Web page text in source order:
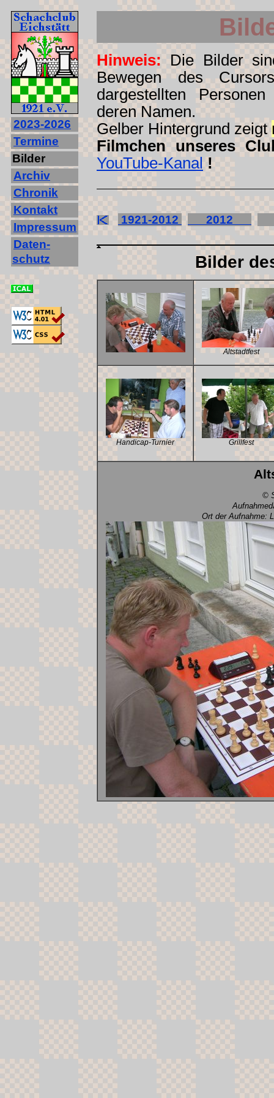
2023‐2026
Termine
Bilder
Archiv
Chronik
Kontakt
Impressum
Daten-
schutz
Hinweis: Die Bilder
Bewegen des
dargestellten
deren Namen.
Gelber Hintergrund zeigt
Filmchen unseres
YouTube-Kanal !
1921-2012 2012
Bilder
Altstadtfest
Handicap-Turnier Grillfest
©
Ort der Aufnahme: